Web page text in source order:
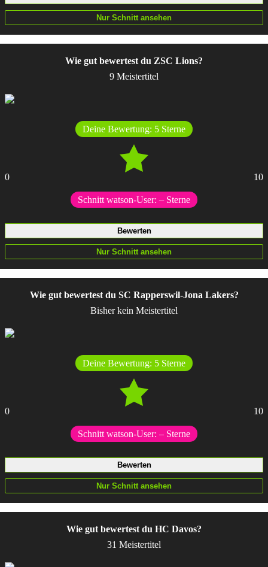
Wie gut bewertest du ZSC Lions?
9 Meistertitel
Deine Bewertung: 5 Sterne
0 10
Schnitt watson-User: – Sterne
Wie gut bewertest du SC Rapperswil-Jona Lakers?
Bisher kein Meistertitel
Deine Bewertung: 5 Sterne
0 10
Schnitt watson-User: – Sterne
Wie gut bewertest du HC Davos?
31 Meistertitel